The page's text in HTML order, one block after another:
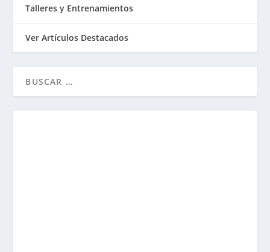
Talleres y Entrenamientos
Ver Artículos Destacados